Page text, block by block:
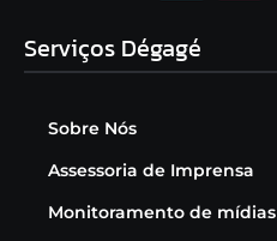
Serviços Dégagé
Sobre Nós
Assessoria de Imprensa
Monitoramento de mídias